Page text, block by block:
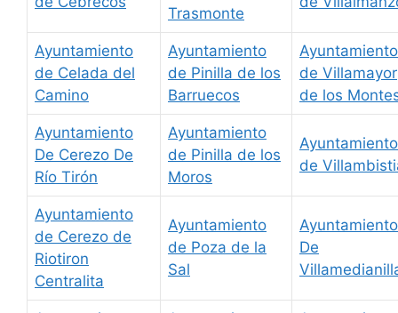
Trasmonte
Ayuntamiento
de Celada del
Camino
Ayuntamiento
de Pinilla de los
Barruecos
Ayuntamiento
de Villamayor
de los
Ayuntamiento
De Cerezo De
Río Tirón
Ayuntamiento
de Pinilla de los
Moros
Ayuntamiento
de
Ayuntamiento
de Cerezo de
Riotiron
Centralita
Ayuntamiento
de Poza de la
Sal
Ayuntamiento
De